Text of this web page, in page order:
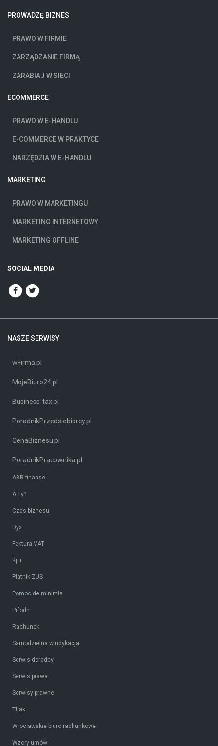
PROWADZĘ BIZNES
PRAWO W FIRMIE
ZARZĄDZANIE FIRMĄ
ZARABIAJ W SIECI
ECOMMERCE
PRAWO W E-HANDLU
E-COMMERCE W PRAKTYCE
NARZĘDZIA W E-HANDLU
MARKETING
PRAWO W MARKETINGU
MARKETING INTERNETOWY
MARKETING OFFLINE
SOCIAL MEDIA
NASZE SERWISY
wFirma.pl
MojeBiuro24.pl
Business-tax.pl
PoradnikPrzedsiebiorcy.pl
CenaBiznesu.pl
PoradnikPracownika.pl
ABR finanse
A Ty?
Czas biznesu
Dyx
Faktura VAT
Kpir
Płatnik ZUS
Pomoc de minimis
Prfodn
Rachunek
Samodzielna windykacja
Serwis doradcy
Serwis prawa
Serwisy prawne
Thak
Wrocławskie biuro rachunkowe
Wzory umów